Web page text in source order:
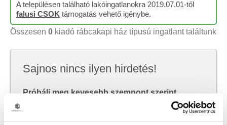
A településen található lakóingatlanokra 2019.07.01-től
falusi CSOK támogatás vehető igénybe.
Összesen 0 kiadó rábcakapi ház típusú ingatlant találtunk
Sajnos nincs ilyen hirdetés!
Próbálj meg kevesebb szempont szerint
keresni, hátha akkor megtalálod, amit keresel.